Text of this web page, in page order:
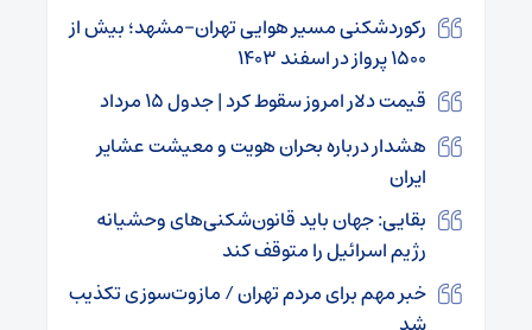
رکوردشکنی مسیر هوایی تهران-مشهد؛ بیش از
۱۵۰۰ پرواز در اسفند ۱۴۰۳
قیمت دلار امروز سقوط کرد | جدول ۱۵ مرداد
هشدار درباره بحران هویت و معیشت عشایر
ایران
بقایی: جهان باید قانون‌شکنی‌های وحشیانه
رژیم اسرائیل را متوقف کند
خبر مهم برای مردم تهران / مازوت‌سوزی تکذیب